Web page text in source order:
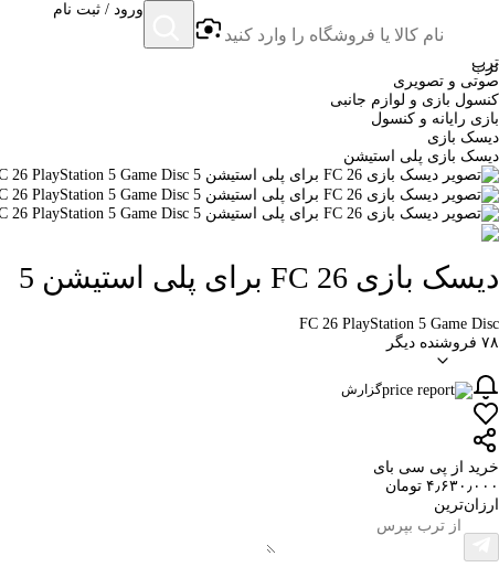
ترب
ورود / ثبت نام
ترب
صوتی و تصویری
کنسول بازی و لوازم جانبی
بازی رایانه و کنسول
دیسک بازی
دیسک بازی پلی استیشن
دیسک بازی FC 26 برای پلی استیشن 5
FC 26 PlayStation 5 Game Disc
۷۸ فروشنده دیگر
گزارش
خرید از پی سی بای
۴٫۶۳۰٫۰۰۰ تومان
ارزان‌ترین